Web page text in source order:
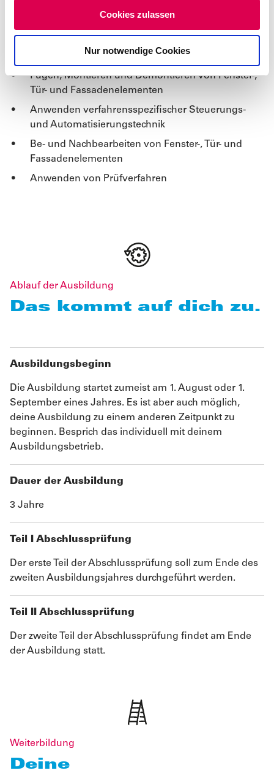
Cookies zulassen
Nur notwendige Cookies
Fachrichtung Kunststofffenster
Fügen, Montieren und Demontieren von Fenster-,
Tür- und Fassadenelementen
Anwenden verfahrensspezifischer Steuerungs-
und Automatisierungstechnik
Be- und Nachbearbeiten von Fenster-, Tür- und
Fassadenelementen
Anwenden von Prüfverfahren
Ablauf der Ausbildung
Das kommt auf dich zu.
Ausbildungsbeginn
Die Ausbildung startet zumeist am 1. August oder 1.
September eines Jahres. Es ist aber auch möglich,
deine Ausbildung zu einem anderen Zeitpunkt zu
beginnen. Besprich das individuell mit deinem
Ausbildungsbetrieb.
Dauer der Ausbildung
3 Jahre
Teil I Abschlussprüfung
Der erste Teil der Abschlussprüfung soll zum Ende des
zweiten Ausbildungsjahres durchgeführt werden.
Teil II Abschlussprüfung
Der zweite Teil der Abschlussprüfung findet am Ende
der Ausbildung statt.
Weiterbildung
Deine